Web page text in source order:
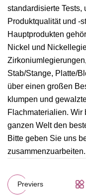
standardisierte Tests,
Produktqualität und -
Hauptprodukten
Nickel und
Stab/Stange, Platte/
über einen großen
klumpen und
Flachmaterialien. Wir
ganzen Welt den
Bitte geben Sie uns
zusammenzuarbeiten.
Previers